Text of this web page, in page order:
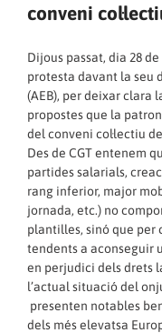
conveni
Dijous passat, dia 28
protesta davant la seu
(AEB), per deixar clara
propostes que la
del conveni col·lectiu
Des de CGT entenem
partides salarials,
rang inferior, major
jornada, etc.) no
plantilles, sinó que per
tendents a aconseguir
en perjudici dels drets
l’actual situació del
presenten notables
dels més elevatsa